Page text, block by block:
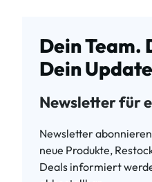
Dein Team.
Dein
Newsletter für
Newsletter
neue Produkte,
Deals informiert